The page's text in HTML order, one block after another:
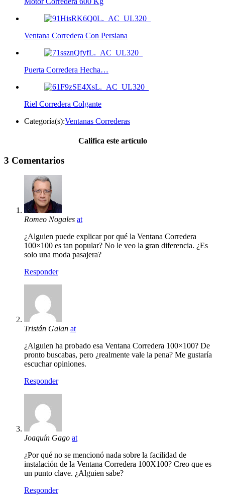
Ventana Corredera Con Persiana
Puerta Corredera Hecha…
Riel Corredera Colgante
Categoría(s):Ventanas Correderas
Califica este artículo
3 Comentarios
Romeo Nogales at
¿Alguien puede explicar por qué la Ventana Corredera
100×100 es tan popular? No le veo la gran diferencia. ¿Es
solo una moda pasajera?
Responder
Tristán Galan at
¿Alguien ha probado esa Ventana Corredera 100×100? De
pronto buscabas, pero ¿realmente vale la pena? Me gustaría
escuchar opiniones.
Responder
Joaquín Gago at
¿Por qué no se mencionó nada sobre la facilidad de
instalación de la Ventana Corredera 100X100? Creo que es
un punto clave. ¿Alguien sabe?
Responder